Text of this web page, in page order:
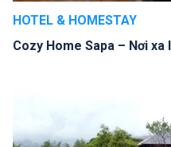
HOTEL & HOMESTAY
Cozy Home Sapa – Nơi